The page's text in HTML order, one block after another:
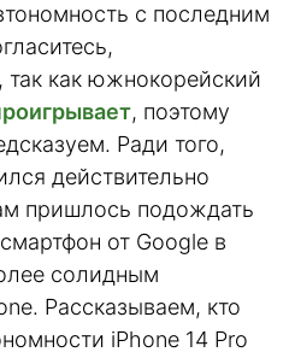
с последним
так как южнокорейский
, поэтому
Ради того,
действительно
пришлось подождать
от Google в
солидным
Рассказываем, кто
iPhone 14 Pro